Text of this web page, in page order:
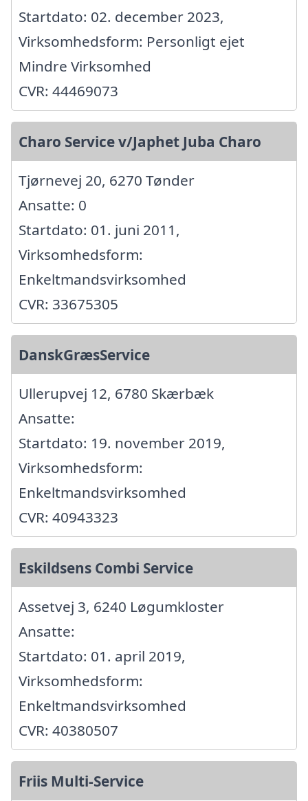
Startdato: 02. december 2023,
Virksomhedsform: Personligt ejet
Mindre Virksomhed
CVR: 44469073
Charo Service v/Japhet Juba Charo
Tjørnevej 20, 6270 Tønder
Ansatte: 0
Startdato: 01. juni 2011,
Virksomhedsform:
Enkeltmandsvirksomhed
CVR: 33675305
DanskGræsService
Ullerupvej 12, 6780 Skærbæk
Ansatte:
Startdato: 19. november 2019,
Virksomhedsform:
Enkeltmandsvirksomhed
CVR: 40943323
Eskildsens Combi Service
Assetvej 3, 6240 Løgumkloster
Ansatte:
Startdato: 01. april 2019,
Virksomhedsform:
Enkeltmandsvirksomhed
CVR: 40380507
Friis Multi-Service